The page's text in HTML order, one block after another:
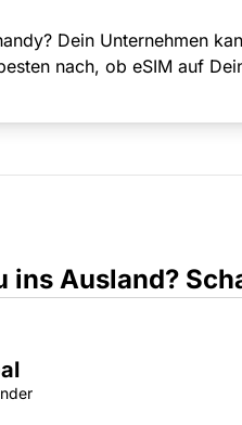
Dein Unternehmen
nach, ob eSIM auf
ins Ausland?